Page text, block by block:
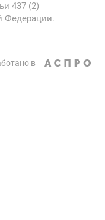
437 (2)
Федерации.
в